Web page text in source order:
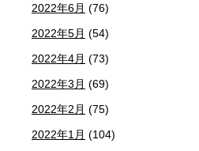
2022年6月 (76)
2022年5月 (54)
2022年4月 (73)
2022年3月 (69)
2022年2月 (75)
2022年1月 (104)